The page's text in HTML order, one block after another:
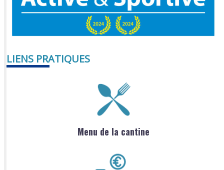
LIENS PRATIQUES
Menu de la cantine